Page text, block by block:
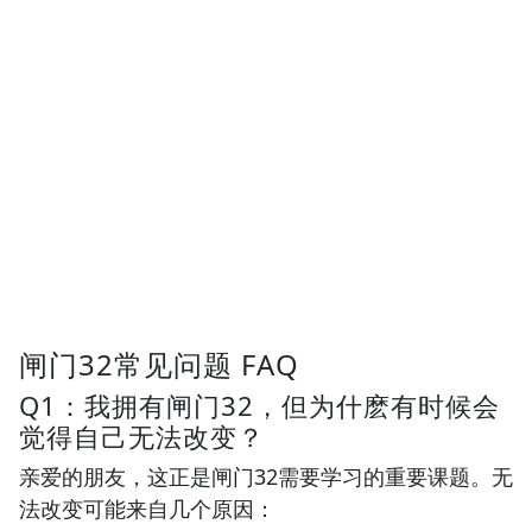
闸门32常见问题 FAQ
Q1：我拥有闸门32，但为什麽有时候会
觉得自己无法改变？
亲爱的朋友，这正是闸门32需要学习的重要课题。无
法改变可能来自几个原因：